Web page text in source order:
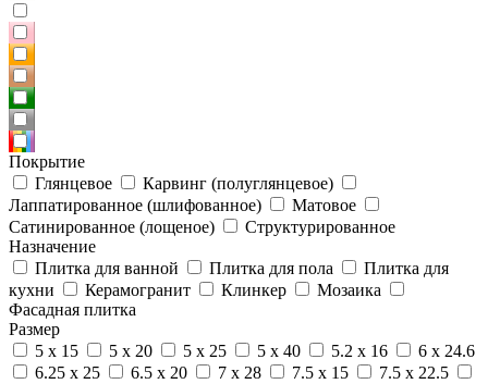
Покрытие
Глянцевое
Карвинг (полуглянцевое)
Лаппатированное (шлифованное)
Матовое
Сатинированное (лощеное)
Структурированное
Назначение
Плитка для ванной
Плитка для пола
Плитка для
кухни
Керамогранит Клинкер
Мозаика
Фасадная плитка
Размер
5 x 15
5 x 20 5 x 25 5 x 40 5.2 x 16
6 x 24.6
6.25 x 25
6.5 x 20 7 x 28 7.5 x 15
7.5 x 22.5